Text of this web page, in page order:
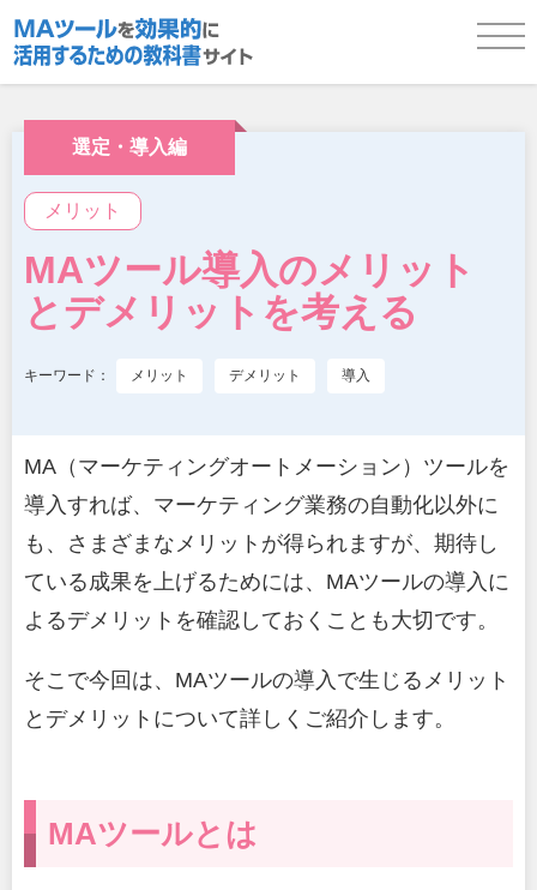
お役立ち資料ダウンロード
選定・導入編
メリット
MAツール導入のメリット
とデメリットを考える
キーワード： メリット デメリット 導入
MA（マーケティングオートメーション）ツールを
導入すれば、マーケティング業務の自動化以外に
も、さまざまなメリットが得られますが、期待し
ている成果を上げるためには、MAツールの導入に
よるデメリットを確認しておくことも大切です。
そこで今回は、MAツールの導入で生じるメリット
とデメリットについて詳しくご紹介します。
MAツールとは